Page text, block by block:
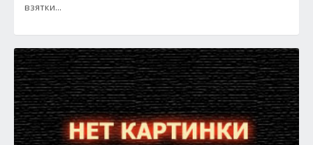
взятки...